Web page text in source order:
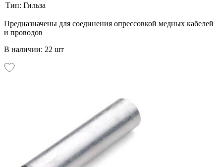
Тип: Гильза
Предназначены для соединения опрессовкой медных кабелей
и проводов
В наличии: 22 шт